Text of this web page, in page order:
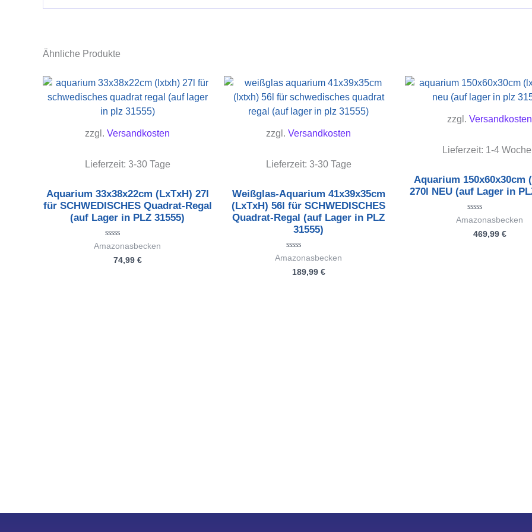
Ähnliche Produkte
zzgl. Versandkosten
Lieferzeit: 3-30 Tage
Aquarium 33x38x22cm (LxTxH) 27l
für SCHWEDISCHES Quadrat-Regal
(auf Lager in PLZ 31555)
Bewertet
Amazonasbecken
74,99 €
zzgl. Versandkosten
Lieferzeit: 3-30 Tage
Weißglas-Aquarium 41x39x35cm
(LxTxH) 56l für SCHWEDISCHES
Quadrat-Regal (auf Lager in PLZ
31555)
Bewertet
Amazonasbecken
189,99 €
zzgl. Versandkosten
Lieferzeit: 1-4
Aquarium 150x60x30cm
270l NEU (auf Lager in
Bewertet
Amazonasbecken
469,99 €